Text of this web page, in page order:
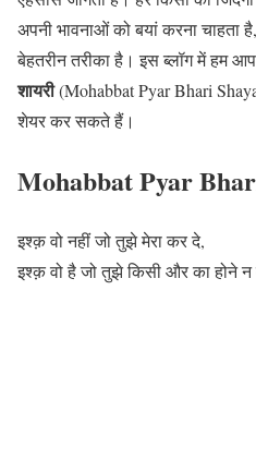
अपनी भावनाओं को बयां करना
बेहतरीन तरीका है। इस ब्लॉग में हम
शायरी(Mohabbat Pyar Bhari
शेयर कर सकते हैं।
Mohabbat Pyar
इश्क़ वो नहीं जो तुझे मेरा कर दे,
इश्क़ वो है जो तुझे किसी और का होने न